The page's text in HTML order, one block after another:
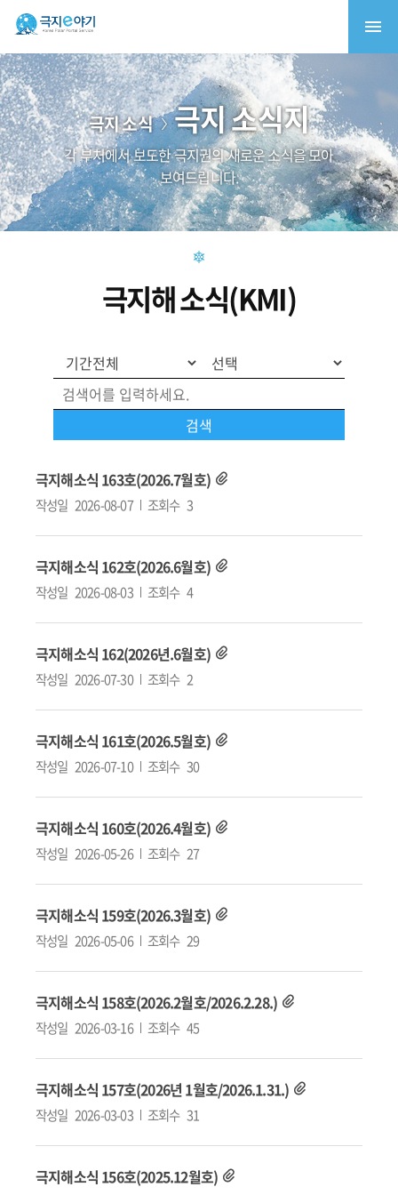
극지 소식 극지 소식지
각 부처에서 보도한 극지권의 새로운 소식을 모아
보여드립니다.
극지해 소식(KMI)
극지해소식 163호(2026.7월호)
작성일 2026-08-07 조회수 3
극지해소식 162호(2026.6월호)
작성일 2026-08-03 조회수 4
극지해소식 162(2026년.6월호)
작성일 2026-07-30 조회수 2
극지해소식 161호(2026.5월호)
작성일 2026-07-10 조회수 30
극지해소식 160호(2026.4월호)
작성일 2026-05-26 조회수 27
극지해소식 159호(2026.3월호)
작성일 2026-05-06 조회수 29
극지해소식 158호(2026.2월호/2026.2.28.)
작성일 2026-03-16 조회수 45
극지해소식 157호(2026년 1월호/2026.1.31.)
작성일 2026-03-03 조회수 31
극지해소식 156호(2025.12월호)